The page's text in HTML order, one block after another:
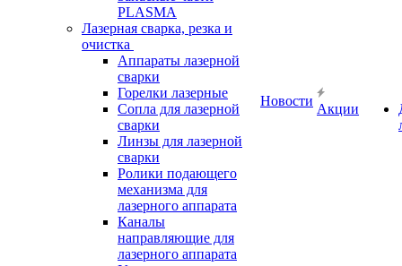
PLASMA
Лазерная сварка, резка и
очистка
Аппараты лазерной
сварки
Горелки лазерные
Сопла для лазерной
сварки
Линзы для лазерной
сварки
Ролики подающего
механизма для
лазерного аппарата
Каналы
направляющие для
лазерного аппарата
Новости
Акции